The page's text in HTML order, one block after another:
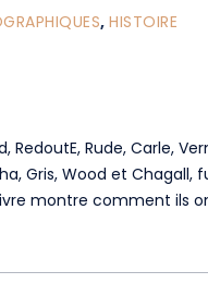
,HISTOIRE
Rude, Carle,
Gris, Wood et
montre comment ils